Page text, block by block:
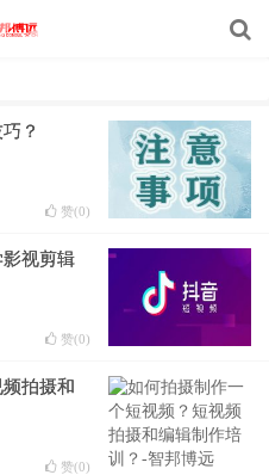
？
赞(0)
视剪辑
赞(0)
拍摄和
赞(0)